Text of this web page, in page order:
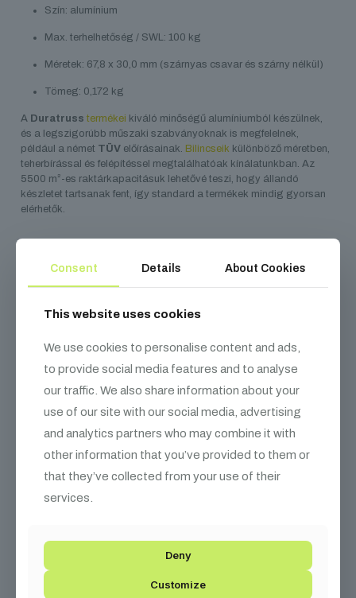
Szín: alumínium
Max. terhelhetőség / SWL: 100 kg
Méretek: 67,8 x 30,0 mm (szárnyas csavar és szárny nélkül)
Tömeg: 0,172 kg
A Duratruss termékei kiváló minőségű alumíniumból készülnek,
és a legszigorúbb műszaki szabványoknak is megfelelnek,
például a német TÜV előírásainak. Bilincseik különböző méretben,
teherbírással és felépítéssel megtalálhatóak kínálatunkban. Az
5500 m²-es raktárkapacitásuk lehetővé teszi, hogy állandó
készletet tartsanak fent, így standard a termékek mindig gyorsan
elérhetők.
Kapcsolódótermékek
Consent Details About Cookies
This website uses cookies
We use cookies to personalise content and ads,
to provide social media features and to analyse
our traffic. We also share information about your
use of our site with our social media, advertising
and analytics partners who may combine it with
other information that you’ve provided to them or
that they’ve collected from your use of their
services.
Deny
Customize